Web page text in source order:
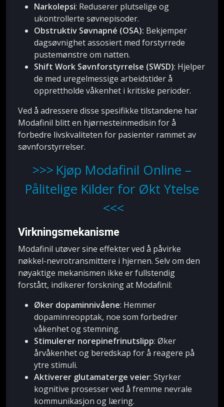
Narkolepsi: Reduserer plutselige og
ukontrollerte søvnepisoder.
Obstruktiv Søvnapné (OSA): Bekjemper
dagsøvnighet assosiert med forstyrrede
pustemønstre om natten.
Shift Work Søvnforstyrrelse (SWSD): Hjelper
de med uregelmessige arbeidstider å
opprettholde våkenhet i kritiske perioder.
Ved å adressere disse spesifikke tilstandene har
Modafinil blitt en hjørnesteinmedisin for å
forbedre livskvaliteten for pasienter rammet av
søvnforstyrrelser.
Kjøp Modafinil Online –
Pålitelige Kilder for Økt Ytelse
Virkningsmekanisme
Modafinil utøver sine effekter ved å påvirke
nøkkel-nevrotransmittere i hjernen. Selv om den
nøyaktige mekanismen ikke er fullstendig
forstått, indikerer forskning at Modafinil:
Øker dopaminnivåene: Hemmer
dopaminreopptak, noe som forbedrer
våkenhet og stemning.
Stimulerer norepinefrinutslipp: Øker
årvåkenhet og beredskap for å reagere på
ytre stimuli.
Aktiverer glutamaterge veier: Styrker
kognitive prosesser ved å fremme nevrale
kommunikasjon og læring.